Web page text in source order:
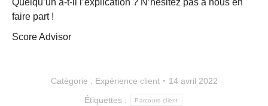
faire part !
Score Advisor
Catégorie : Expérience client 14 avril 2022
Étiquettes : Parcours client